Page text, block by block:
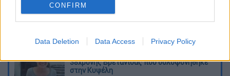
related to security, including authentication
functionality and fraud prevention, and other
CONFIRM
Data Deletion Data Access Privacy Policy
Εκτελέσεις, συλλήψεις και νέοι
περιορισμοί: Το Ιράν σκληραίνει τη γραμμή
38χρονης Βρετανίδας που δολοφονήθηκε
στην Κυψέλη